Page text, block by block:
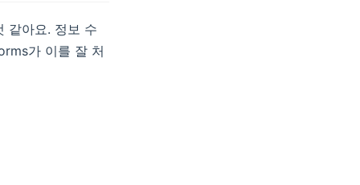
같아요. 정보 수
가 이를 잘 처